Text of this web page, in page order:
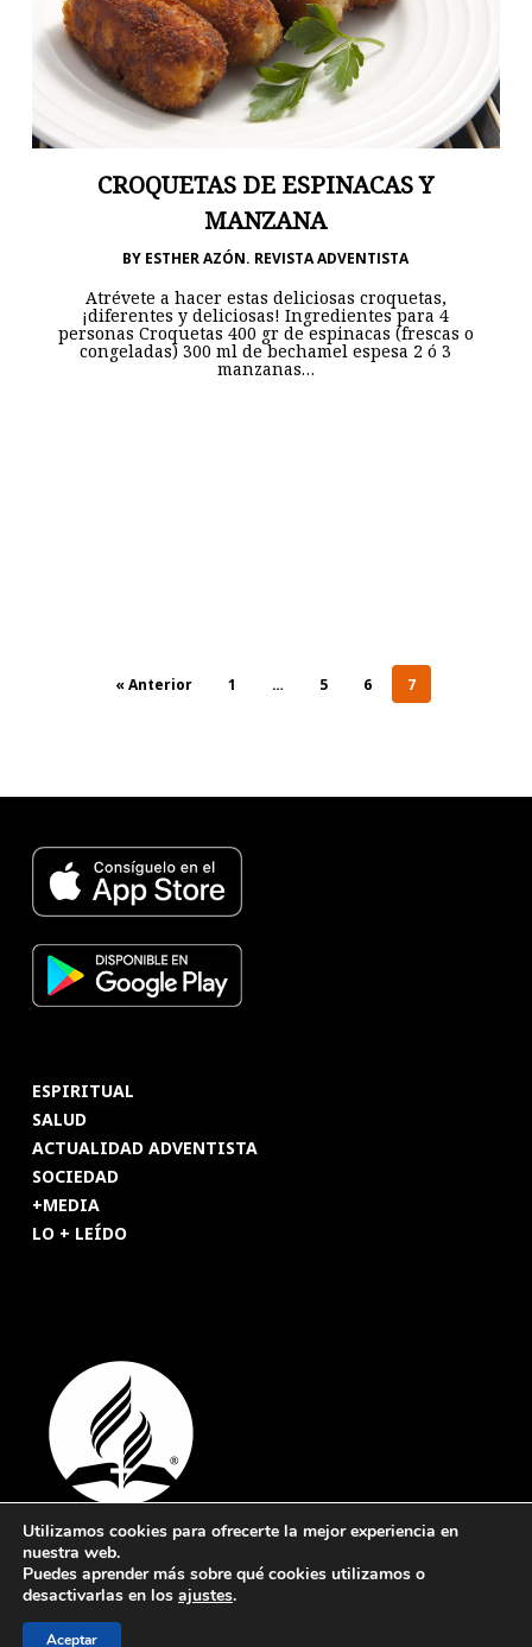
CROQUETAS DE ESPINACAS Y
MANZANA
BY ESTHER AZÓN. REVISTA ADVENTISTA
Atrévete a hacer estas deliciosas croquetas,
¡diferentes y deliciosas! Ingredientes para 4
personas Croquetas 400 gr de espinacas (frescas o
congeladas) 300 ml de bechamel espesa 2 ó 3
manzanas…
« Anterior 1 … 5 6 7
ESPIRITUAL
SALUD
ACTUALIDAD ADVENTISTA
SOCIEDAD
+MEDIA
LO + LEÍDO
© 2026 Revista Adventista de España. UICASDE. Derechos
reservados.
Utilizamos cookies para ofrecerte la mejor experiencia en
nuestra web.
Puedes aprender más sobre qué cookies utilizamos o
desactivarlas en los ajustes.
Aceptar